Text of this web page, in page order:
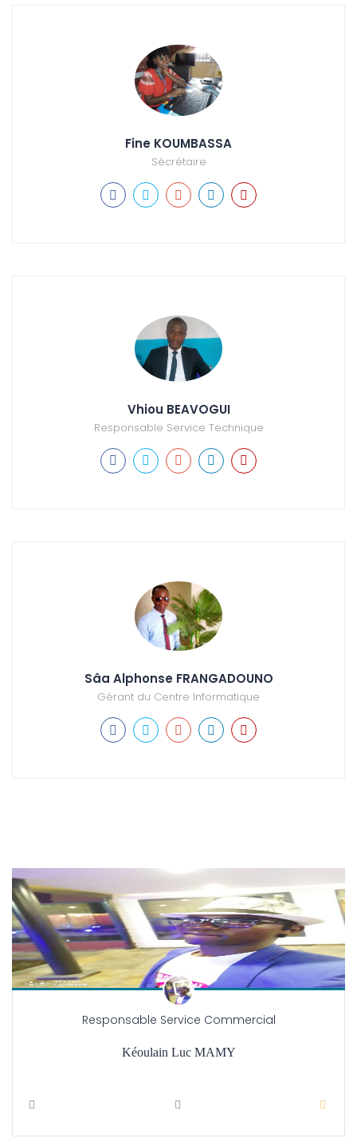
Fine KOUMBASSA
Sécrétaire
Vhiou BEAVOGUI
Responsable Service Technique
Sâa Alphonse FRANGADOUNO
Gérant du Centre Informatique
Responsable Service Commercial
Kéoulain Luc MAMY